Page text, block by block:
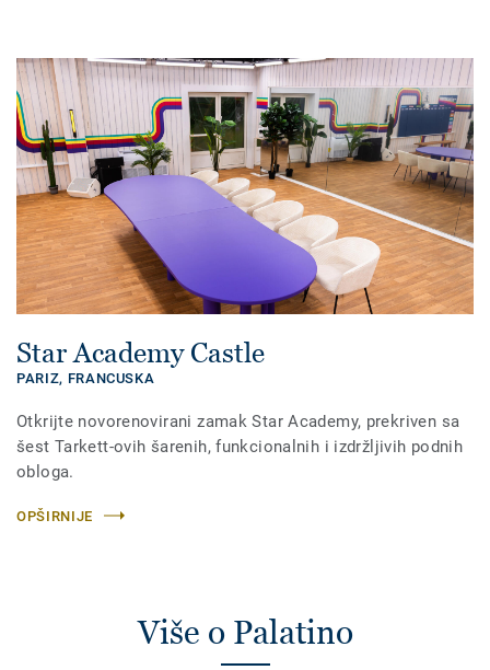
Star Academy Castle
PARIZ, FRANCUSKA
Otkrijte novorenovirani zamak Star Academy, prekriven sa
šest Tarkett-ovih šarenih, funkcionalnih i izdržljivih podnih
obloga.
OPŠIRNIJE
Više o Palatino